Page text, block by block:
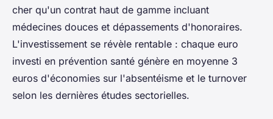
cher qu'un contrat haut de gamme incluant
médecines douces et dépassements d'honoraires.
L'investissement se révèle rentable : chaque euro
investi en prévention santé génère en moyenne 3
euros d'économies sur l'absentéisme et le turnover
selon les dernières études sectorielles.